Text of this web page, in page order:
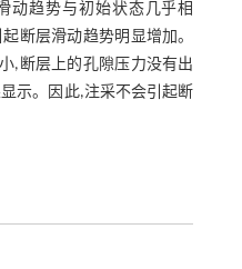
动趋势与初始状态几乎相
断层滑动趋势明显增加。
,断层上的孔隙压力没有出
示。因此,注采不会引起断